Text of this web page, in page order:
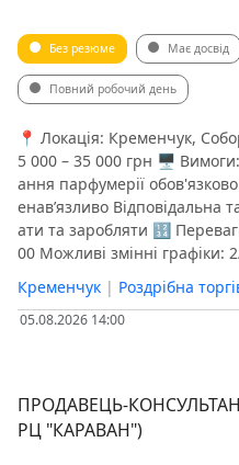
Без резюме Має досвід
Повний робочий день
📍 Локація: Кременчук,
5 000 – 35 000 грн 🖥
ання парфумерії
енав’язливо
ати та заробляти 🔢
00 Можливі змінні графіки:
Кременчук | Роздрібна
05.08.2026 14:00
ПРОДАВЕЦЬ-
РЦ "КАРАВАН")